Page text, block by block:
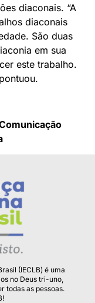
diaconais. “A
diaconais
São duas
em sua
este trabalho.
(IECLB) é uma
no Deus tri-uno,
todas as pessoas.